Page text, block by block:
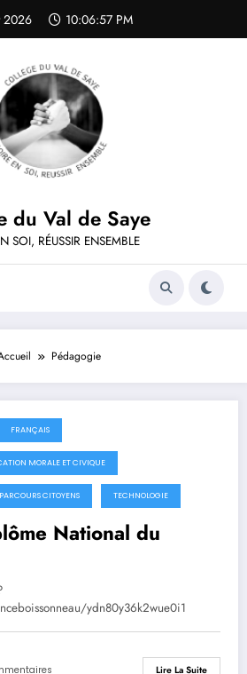
2026 10:06:57 PM
du Val de Saye
SOI, RÉUSSIR ENSEMBLE
Pédagogie
FRANÇAIS
MORALE ET CIVIQUE
PARCOURS CITOYENS TECHNOLOGIE
National du
ydn80y36k2wue0i1
Lire La Suite